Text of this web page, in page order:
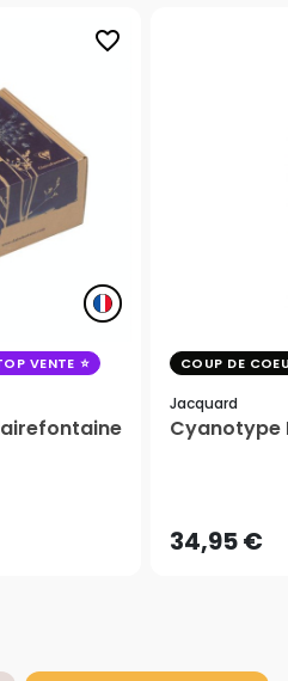
favorite_border
VENTE COUP DE
Jacquard
Cyanotype
34,95 €